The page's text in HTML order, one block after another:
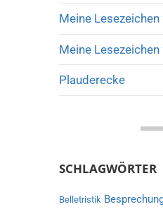
Meine
Meine
Plauderecke
SCHLAGWÖRTER
Belletristik